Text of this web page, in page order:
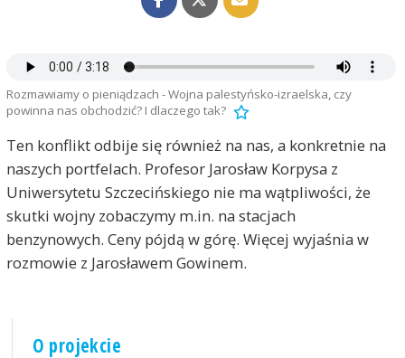
Rozmawiamy o pieniądzach - Wojna palestyńsko-izraelska, czy
powinna nas obchodzić? I dlaczego tak?
Ten konflikt odbije się również na nas, a konkretnie na
naszych portfelach. Profesor Jarosław Korpysa z
Uniwersytetu Szczecińskiego nie ma wątpliwości, że
skutki wojny zobaczymy m.in. na stacjach
benzynowych. Ceny pójdą w górę. Więcej wyjaśnia w
rozmowie z Jarosławem Gowinem.
O projekcie